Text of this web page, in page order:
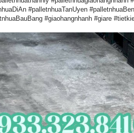
#palletnhuaTanUyen
#giaohangnhanh #giare